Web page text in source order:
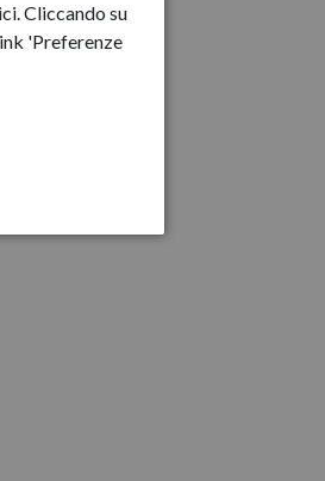
Cliccando su
'Preferenze